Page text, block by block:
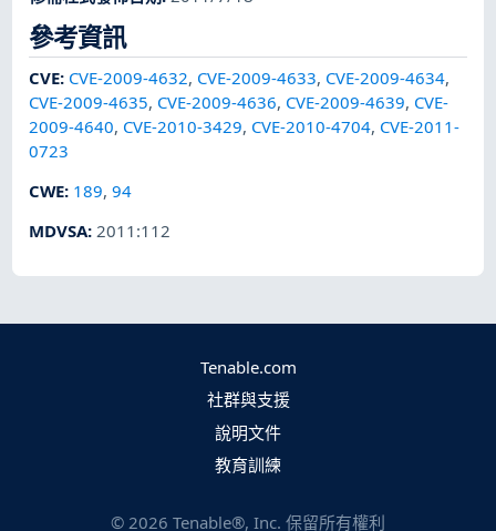
參考資訊
CVE: CVE-2009-4632, CVE-2009-4633, CVE-2009-4634,
CVE-2009-4635, CVE-2009-4636, CVE-2009-4639, CVE-
2009-4640, CVE-2010-3429, CVE-2010-4704, CVE-2011-
0723
CWE: 189,94
MDVSA:2011:112
Tenable.com
社群與支援
說明文件
教育訓練
© 2026 Tenable®, Inc. 保留所有權利